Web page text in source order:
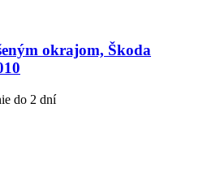
okrajom, Škoda
do 2 dní